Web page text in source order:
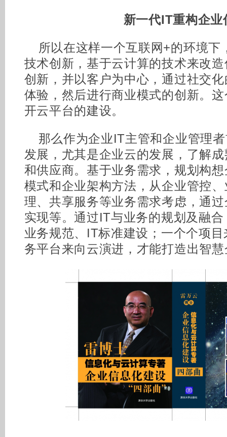
新一代IT重构企业
所以在这样一个互联网+的环境下
技术创新，基于云计算的技术来改
创新，并以客户为中心，通过社交
体验，然后进行商业模式的创新。
开云平台的建设。
那么作为企业IT主管和企业管理
发展，尤其是企业云的发展，了解
和供应商。基于业务需求，规划构
模式和企业架构方法，从企业管控
理、共享服务等业务需求考虑，通
实现等。通过IT与业务的规划及融
业务规范、IT标准建设；一个个项
务平台来向云演进，才能打造出智